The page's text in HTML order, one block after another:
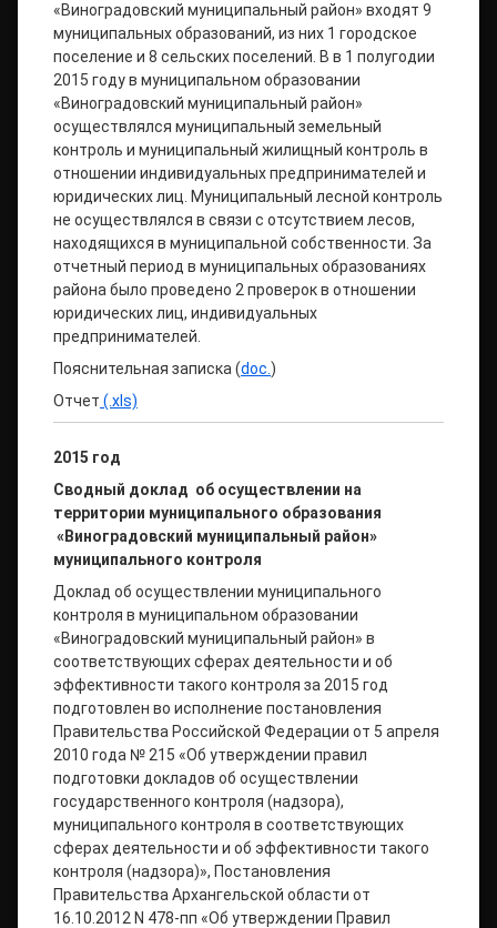
«Виноградовский муниципальный район» входят 9
муниципальных образований, из них 1 городское
поселение и 8 сельских поселений. В в 1 полугодии
2015 году в муниципальном образовании
«Виноградовский муниципальный район»
осуществлялся муниципальный земельный
контроль и муниципальный жилищный контроль в
отношении индивидуальных предпринимателей и
юридических лиц. Муниципальный лесной контроль
не осуществлялся в связи с отсутствием лесов,
находящихся в муниципальной собственности. За
отчетный период в муниципальных образованиях
района было проведено 2 проверок в отношении
юридических лиц, индивидуальных
предпринимателей.
Пояснительная записка (doc. )
Отчет (.xls)
2015 год
Сводный доклад об осуществлении на
территории муниципального образования
«Виноградовский муниципальный район»
муниципального контроля
Доклад об осуществлении муниципального
контроля в муниципальном образовании
«Виноградовский муниципальный район» в
соответствующих сферах деятельности и об
эффективности такого контроля за 2015 год
подготовлен во исполнение постановления
Правительства Российской Федерации от 5 апреля
2010 года № 215 «Об утверждении правил
подготовки докладов об осуществлении
государственного контроля (надзора),
муниципального контроля в соответствующих
сферах деятельности и об эффективности такого
контроля (надзора)», Постановления
Правительства Архангельской области от
16.10.2012 N 478-пп «Об утверждении Правил